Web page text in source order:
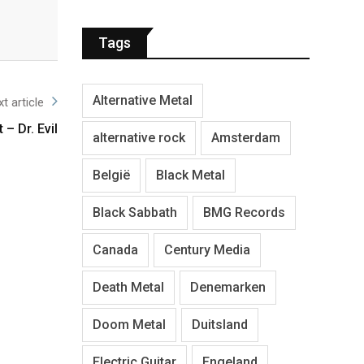
article
– Dr. Evil
Tags
Alternative Metal
alternative rock Amsterdam
België Black Metal
Black Sabbath BMG Records
Canada Century Media
Death Metal Denemarken
Doom Metal Duitsland